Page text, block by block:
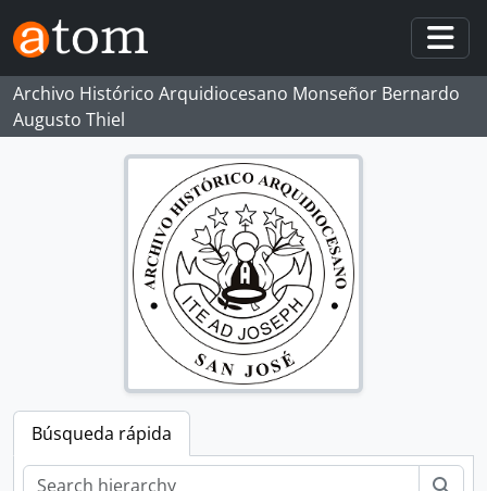
Skip to main content
Archivo Histórico Arquidiocesano Monseñor Bernardo
Augusto Thiel
Búsqueda rápida